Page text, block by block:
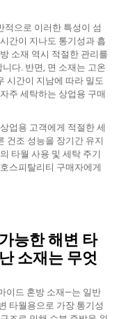
적으로 이러한 특성이 섬
간이 지나도 통기성과 흡
소재 역시 적절한 관리를
다. 반면, 면 소재는 고온
시간이 지남에 따라 밀도
주 세탁하는 상업용 구매
업용 고객에게 적절한 세
건조 성능을 장기간 유지
타월 사용 및 세탁 주기
스피탈리티 구매자에게
능한 해변 타
소재는 무엇
이드 혼방 소재—는 일반
타월용으로 가장 통기성